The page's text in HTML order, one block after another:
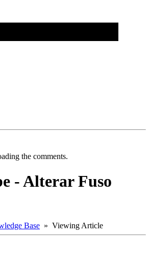
the comments.
- Alterar Fuso
Base » Viewing Article